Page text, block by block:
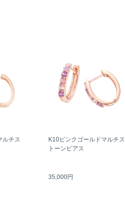
ルチス
K10ピンクゴールドマルチス
トーンピアス
35,000円